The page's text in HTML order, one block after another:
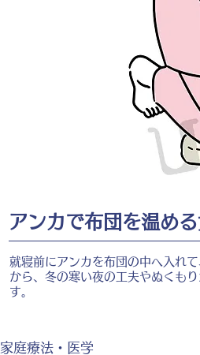
アンカで布団を温め
就寝前にアンカを布団の中へ入れ
から、冬の寒い夜の工夫やぬくも
す。
家庭療法・医学